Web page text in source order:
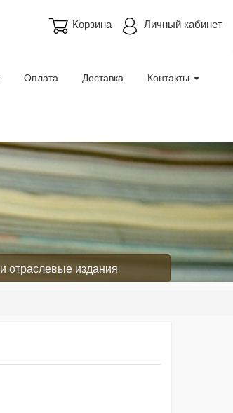
Личный кабинет
Корзина
Оплата Доставка Контакты
отраслевые издания